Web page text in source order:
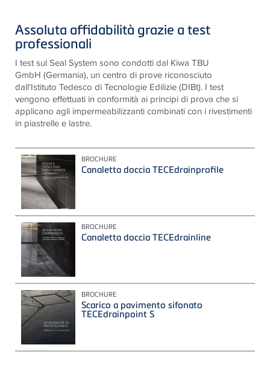
Assoluta affidabilità grazie a test
professionali
I test sul Seal System sono condotti dal Kiwa TBU
GmbH (Germania), un centro di prove riconosciuto
dall'Istituto Tedesco di Tecnologie Edilizie (DIBt). I test
vengono effettuati in conformità ai principi di prova che si
applicano agli impermeabilizzanti combinati con i rivestimenti
in piastrelle e lastre.
BROCHURE
Canaletta doccia TECEdrainprofile
BROCHURE
Canaletta doccia TECEdrainline
BROCHURE
Scarico a pavimento sifonato
TECEdrainpoint S